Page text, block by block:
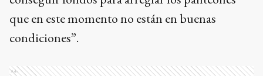
que en este momento no están en buenas
condiciones”.
Ads